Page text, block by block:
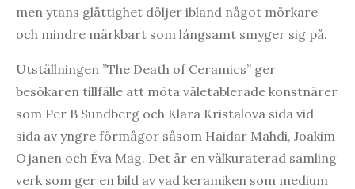
men ytans glättighet döljer ibland något mörkare
och mindre märkbart som långsamt smyger sig på.
Utställningen ”The Death of Ceramics” ger
besökaren tillfälle att möta väletablerade konstnärer
som Per B Sundberg och Klara Kristalova sida vid
sida av yngre förmågor såsom Haidar Mahdi, Joakim
Ojanen och Éva Mag. Det är en välkuraterad samling
verk som ger en bild av vad keramiken som medium